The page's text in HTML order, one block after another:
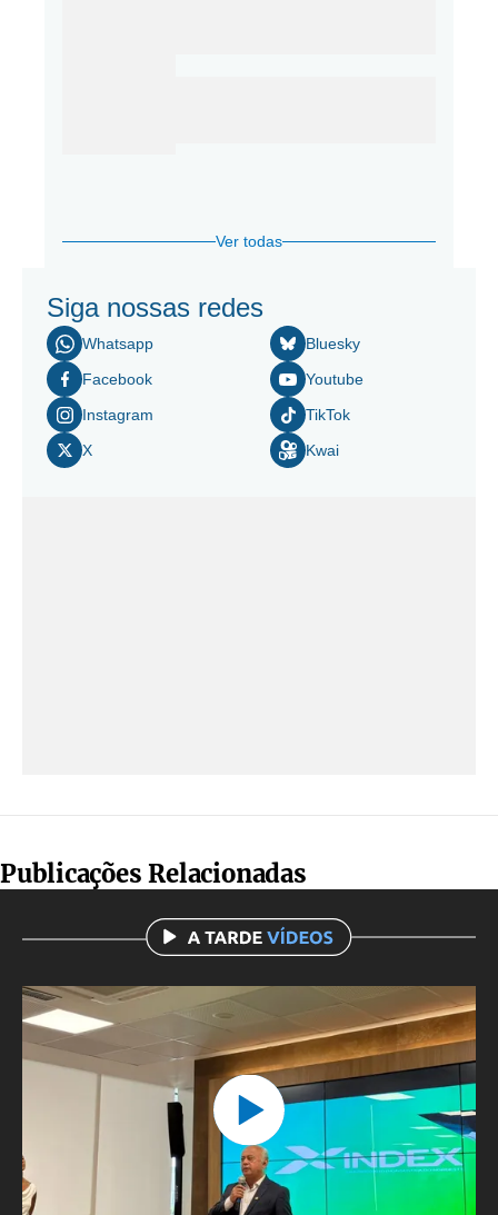
Ver todas
Siga nossas redes
Whatsapp
Facebook
Instagram
X
Bluesky
Youtube
TikTok
Kwai
Publicações Relacionadas